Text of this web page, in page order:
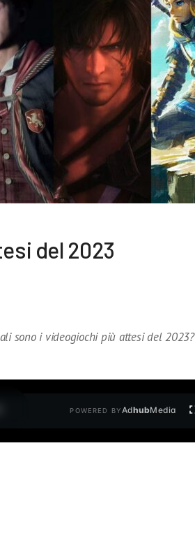
del 2023
sono i videogiochi più attesi del 2023?
POWERED BYAdhubMedia